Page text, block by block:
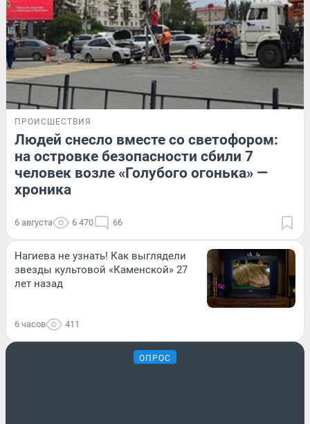
ПРОИСШЕСТВИЯ
Людей снесло вместе со светофором:
на островке безопасности сбили 7
человек возле «Голубого огонька» —
хроника
6 августа 6 470 66
Нагиева не узнать! Как выглядели
звезды культовой «Каменской» 27
лет назад
6 часов 411
ОПРОС